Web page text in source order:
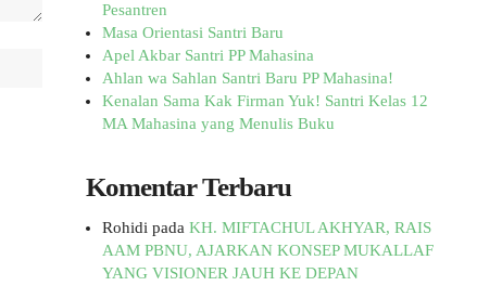
Pesantren
Masa Orientasi Santri Baru
Apel Akbar Santri PP Mahasina
Ahlan wa Sahlan Santri Baru PP Mahasina!
Kenalan Sama Kak Firman Yuk! Santri Kelas 12
MA Mahasina yang Menulis Buku
Komentar Terbaru
Rohidi pada KH. MIFTACHUL AKHYAR, RAIS
AAM PBNU, AJARKAN KONSEP MUKALLAF
YANG VISIONER JAUH KE DEPAN